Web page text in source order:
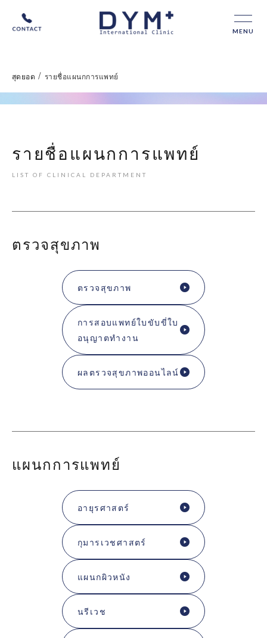
MENU
สุดยอด / รายชื่อแผนกการแพทย์
รายชื่อแผนกการแพทย์
LIST OF CLINICAL DEPARTMENT
ตรวจสุขภาพ
ตรวจสุขภาพ
การสอบแพทย์ใบขับขี่ใบ
อนุญาตทํางาน
ผลตรวจสุขภาพออนไลน์
แผนกการแพทย์
อายุรศาสตร์
กุมารเวชศาสตร์
แผนกผิวหนัง
นรีเวช